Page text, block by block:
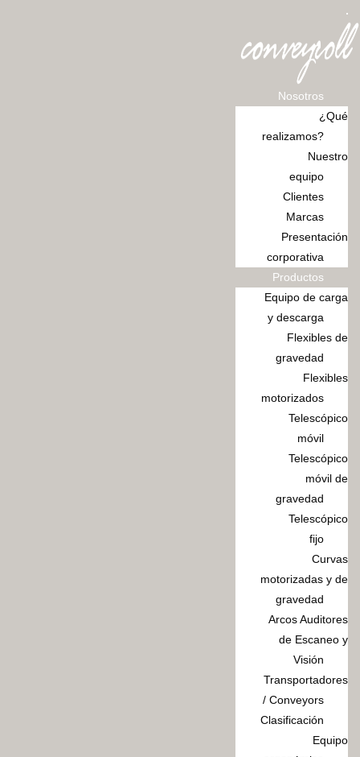
Nosotros
¿Qué
realizamos?
Nuestro
equipo
Clientes
Marcas
Presentación
corporativa
Productos
Equipo de carga
y descarga
Flexibles de
gravedad
Flexibles
motorizados
Telescópico
móvil
Telescópico
móvil de
gravedad
Telescópico
fijo
Curvas
motorizadas y de
gravedad
Arcos Auditores
de Escaneo y
Visión
Transportadores
/ Conveyors
Clasificación
Equipo